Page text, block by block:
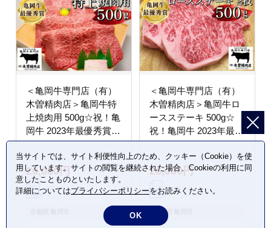
＜亀岡牛専門店（有）
木曽精肉店＞亀岡牛特
上焼肉用 500g☆祝！亀
岡牛 2023年最優秀賞
（農林水産大臣賞）受
賞※冷凍（冷蔵も指定
可）
26,000円
＜亀岡牛専門店（有）
木曽精肉店＞亀岡牛ロ
ースステーキ 500g☆
祝！亀岡牛 2023年最優
秀賞（農林水産大臣
賞）受賞 ※冷凍（冷
蔵も指定可）
26,000円
京都府 亀岡市
当サイトでは、サイト利便性向上のため、クッキー（Cookie）を使
用しています。サイトの閲覧を継続された場合、Cookieの利用に同
意したことものといたします。
詳細についてはプライバシーポリシーをお読みください。
OK